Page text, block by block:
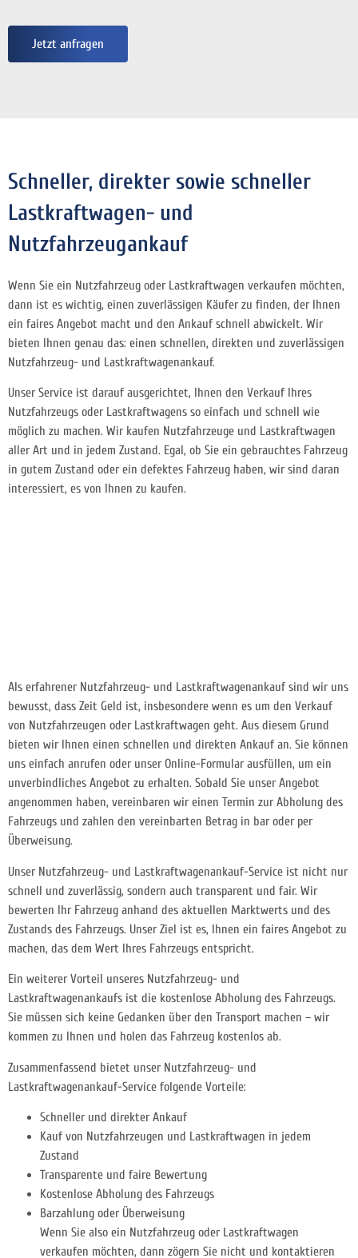
Jetzt anfragen
Schneller, direkter sowie schneller
Lastkraftwagen- und
Nutzfahrzeugankauf
Wenn Sie ein Nutzfahrzeug oder Lastkraftwagen verkaufen möchten,
dann ist es wichtig, einen zuverlässigen Käufer zu finden, der Ihnen
ein faires Angebot macht und den Ankauf schnell abwickelt. Wir
bieten Ihnen genau das: einen schnellen, direkten und zuverlässigen
Nutzfahrzeug- und Lastkraftwagenankauf.
Unser Service ist darauf ausgerichtet, Ihnen den Verkauf Ihres
Nutzfahrzeugs oder Lastkraftwagens so einfach und schnell wie
möglich zu machen. Wir kaufen Nutzfahrzeuge und Lastkraftwagen
aller Art und in jedem Zustand. Egal, ob Sie ein gebrauchtes Fahrzeug
in gutem Zustand oder ein defektes Fahrzeug haben, wir sind daran
interessiert, es von Ihnen zu kaufen.
Als erfahrener Nutzfahrzeug- und Lastkraftwagenankauf sind wir uns
bewusst, dass Zeit Geld ist, insbesondere wenn es um den Verkauf
von Nutzfahrzeugen oder Lastkraftwagen geht. Aus diesem Grund
bieten wir Ihnen einen schnellen und direkten Ankauf an. Sie können
uns einfach anrufen oder unser Online-Formular ausfüllen, um ein
unverbindliches Angebot zu erhalten. Sobald Sie unser Angebot
angenommen haben, vereinbaren wir einen Termin zur Abholung des
Fahrzeugs und zahlen den vereinbarten Betrag in bar oder per
Überweisung.
Unser Nutzfahrzeug- und Lastkraftwagenankauf-Service ist nicht nur
schnell und zuverlässig, sondern auch transparent und fair. Wir
bewerten Ihr Fahrzeug anhand des aktuellen Marktwerts und des
Zustands des Fahrzeugs. Unser Ziel ist es, Ihnen ein faires Angebot zu
machen, das dem Wert Ihres Fahrzeugs entspricht.
Ein weiterer Vorteil unseres Nutzfahrzeug- und
Lastkraftwagenankaufs ist die kostenlose Abholung des Fahrzeugs.
Sie müssen sich keine Gedanken über den Transport machen – wir
kommen zu Ihnen und holen das Fahrzeug kostenlos ab.
Zusammenfassend bietet unser Nutzfahrzeug- und
Lastkraftwagenankauf-Service folgende Vorteile:
Schneller und direkter Ankauf
Kauf von Nutzfahrzeugen und Lastkraftwagen in jedem
Zustand
Transparente und faire Bewertung
Kostenlose Abholung des Fahrzeugs
Barzahlung oder Überweisung
Wenn Sie also ein Nutzfahrzeug oder Lastkraftwagen
verkaufen möchten, dann zögern Sie nicht und kontaktieren